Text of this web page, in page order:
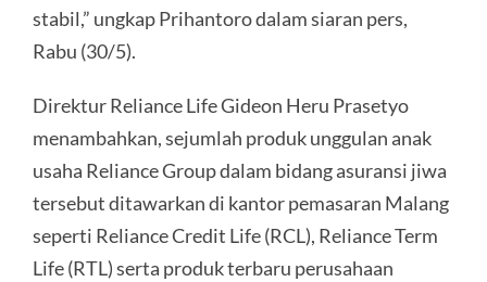
stabil,” ungkap Prihantoro dalam siaran pers,
Rabu (30/5).
Direktur Reliance Life Gideon Heru Prasetyo
menambahkan, sejumlah produk unggulan anak
usaha Reliance Group dalam bidang asuransi jiwa
tersebut ditawarkan di kantor pemasaran Malang
seperti Reliance Credit Life (RCL), Reliance Term
Life (RTL) serta produk terbaru perusahaan